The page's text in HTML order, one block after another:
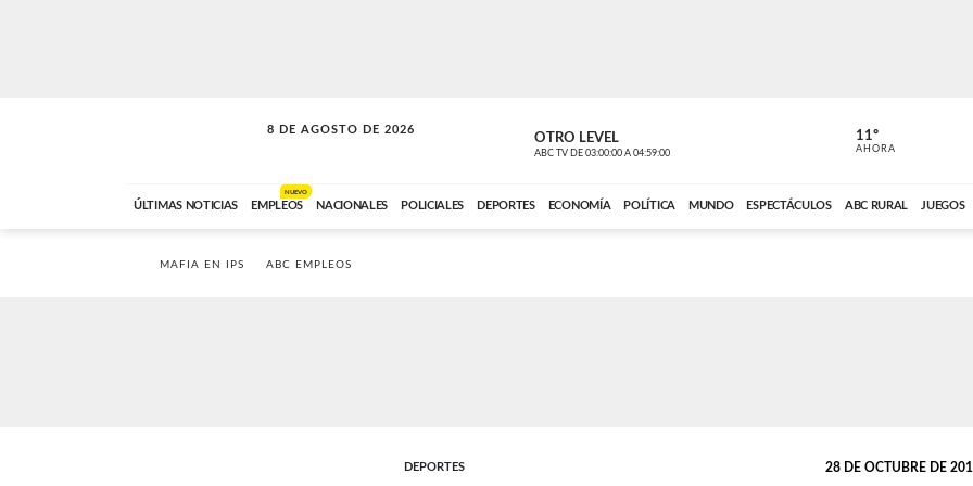
8 DE AGOSTO DE 2026
SOLO MÚSICA OTRO LEVEL
ABC TV DE 03:00:00 A 04:59:00 ABC CARDINAL
11º
AHORA
ÚLTIMAS NOTICIAS EMPLEOS
NUEVO
NACIONALES POLICIALES DEPORTES ECONOMÍA POLÍTICA MUNDO ESPECTÁCULOS ABC RURAL JUEGOS
MAFIA EN IPS ABC EMPLEOS
DEPORTES 28 DE OCTUBRE DE